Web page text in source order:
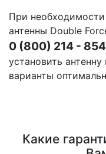
При
антенны Double
0 (800) 214 - 854
установить
варианты
Какие